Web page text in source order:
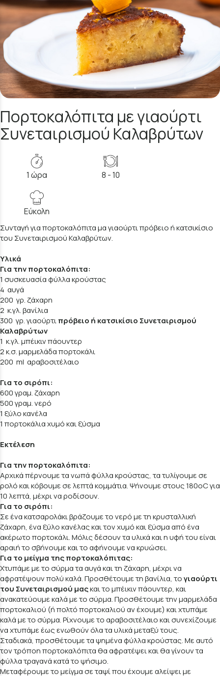
Πορτοκαλόπιτα με γιαούρτι
Συνεταιρισμού Καλαβρύτων
1 ώρα 8 - 10
Εύκολη
Συνταγή για πορτοκαλόπιτα μα γιαούρτι πρόβειο ή κατσικίσιο
του Συνεταιρισμού Καλαβρύτων.
Υλικά
Για την πορτοκαλόπιτα:
1 συσκευασία φύλλα κρούστας
4 αυγά
200 γρ. ζάχαρη
2 κ.γλ. βανίλια
300 γρ. γιαούρτιπρόβειο ή κατσικίσιο Συνεταιρισμού
Καλαβρύτων
1 κ.γλ. μπέικιν πάουντερ
2 κ.σ. μαρμελάδα πορτοκάλι
200 ml αραβοσιτέλαιο
Για το σιρόπι:
600 γραμ. ζάχαρη
500 γραμ. νερό
1 ξύλο κανέλα
1 πορτοκάλια χυμό και ξύσμα
Εκτέλεση
Για την πορτοκαλόπιτα:
Αρχικά πέρνουμε τα νωπά φύλλα κρούστας, τα τυλίγουμε σε
ρολό και κόβουμε σε λεπτά κομμάτια. Ψήνουμε στους 180οC για
10 λεπτά, μέχρι να ροδίσουν.
Για το σιρόπι:
Σε ένα κατσαρολάκι βράζουμε το νερό με τη κρυσταλλική
ζάχαρη, ένα ξύλο κανέλας και τον χυμό και ξύσμα από ένα
ακέρωτο πορτοκάλι. Μόλις δέσουν τα υλικά και η υφή του είναι
αραιή το σβήνουμε και το αφήνουμε να κρυώσει.
Για το μείγμα της πορτοκαλόπιτας:
Χτυπάμε με το σύρμα τα αυγά και τη ζάχαρη, μέχρι να
αφρατέψουν πολύ καλά. Προσθέτουμε τη βανίλια, τογιαούρτι
του Συνεταιρισμού μαςκαι το μπέικιν πάουντερ, και
ανακατεύουμε καλά με το σύρμα. Προσθέτουμε την μαρμελάδα
πορτοκαλιού (ή πολτό πορτοκαλιού αν έχουμε) και χτυπάμε
καλά με το σύρμα. Ρίχνουμε το αραβοσιτέλαιο και συνεχίζουμε
να χτυπάμε έως ενωθούν όλα τα υλικά μεταξύ τους.
Σταδιακά, προσθέτουμε τα ψημένα φύλλα κρούστας. Με αυτό
τον τρόποη πορτοκαλόπιτα θα αφρατέψει και θα γίνουν τα
φύλλα τραγανά κατά το ψήσιμο.
Μεταφέρουμε το μείγμα σε ταψί που έχουμε αλείψει με